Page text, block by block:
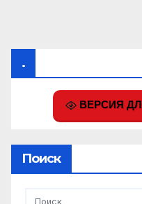
.
ВЕРСИЯ
Поиск